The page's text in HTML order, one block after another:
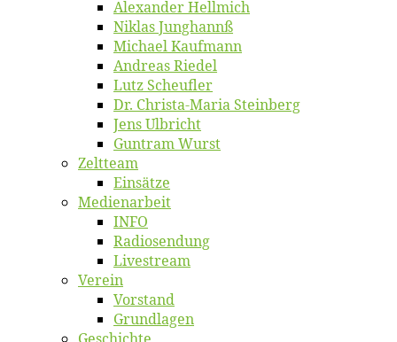
Alex­an­der Hellmich
Ni­klas Junghannß
Mi­cha­el Kaufmann
An­dre­as Riedel
Lutz Scheuf­ler
Dr. Chris­­ta-Ma­ria Steinberg
Jens Ulb­richt
Gun­tram Wurst
Zelt­team
Ein­sät­ze
Me­di­en­ar­beit
INFO
Ra­dio­sen­dung
Live­stream
Ver­ein
Vor­stand
Grund­la­gen